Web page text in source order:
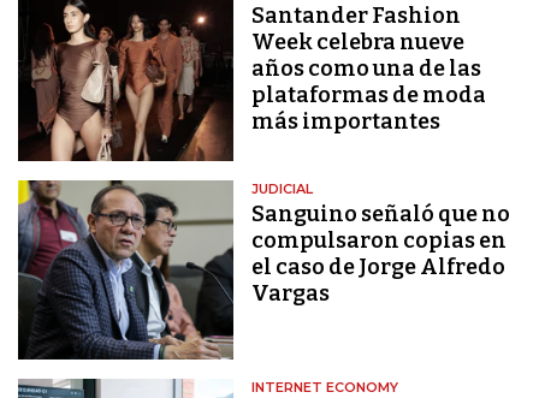
Santander Fashion
Week celebra nueve
años como una de las
plataformas de moda
más importantes
JUDICIAL
Sanguino señaló que no
compulsaron copias en
el caso de Jorge Alfredo
Vargas
INTERNET ECONOMY